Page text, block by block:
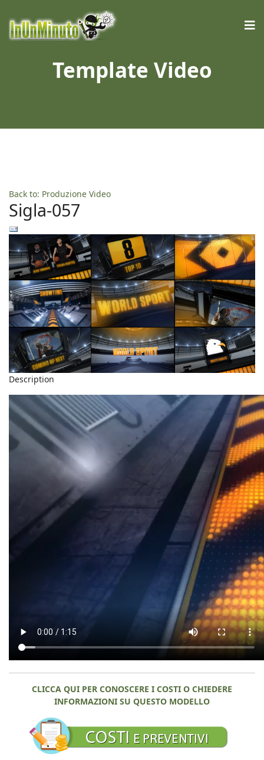
Template Video
Back to: Produzione Video
Sigla-057
Description
CLICCA QUI PER CONOSCERE I COSTI O CHIEDERE
INFORMAZIONI SU QUESTO MODELLO